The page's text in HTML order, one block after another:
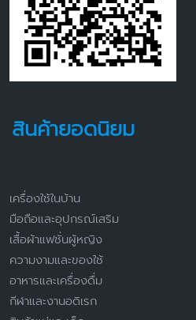
สินค้ายอดนิยม
เครื่องใช้ในบ้าน
มือถือและอุปกรณ์เสริม
เสื้อผ้าแฟชั่นผู้หญิง
ความงามและของใช้
อาหารและเครื่องดื่ม
กีฬาและงานอดิเรก